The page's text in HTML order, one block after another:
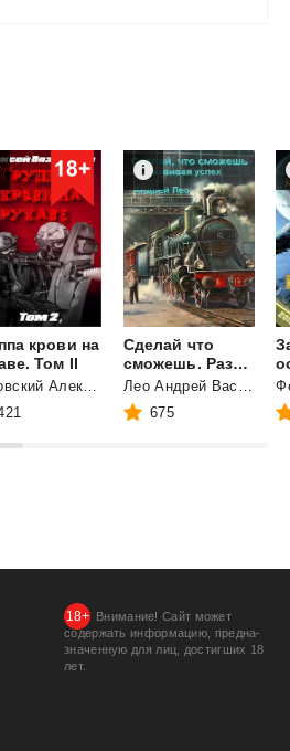
крови на
Том II
Сделай что
сможешь. Развивая успех.
675
Внимание! Сайт может
содержать информацию, предна­
значенную для лиц, дости­гших 18
лет.